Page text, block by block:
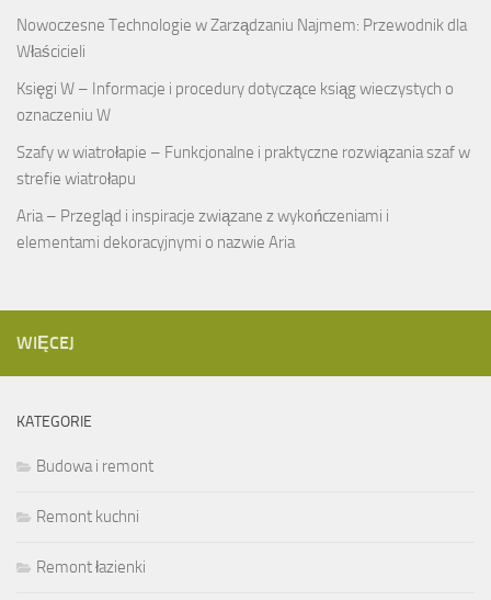
Nowoczesne Technologie w Zarządzaniu Najmem: Przewodnik dla
Właścicieli
Księgi W – Informacje i procedury dotyczące ksiąg wieczystych o
oznaczeniu W
Szafy w wiatrołapie – Funkcjonalne i praktyczne rozwiązania szaf w
strefie wiatrołapu
Aria – Przegląd i inspiracje związane z wykończeniami i
elementami dekoracyjnymi o nazwie Aria
WIĘCEJ
KATEGORIE
Budowa i remont
Remont kuchni
Remont łazienki